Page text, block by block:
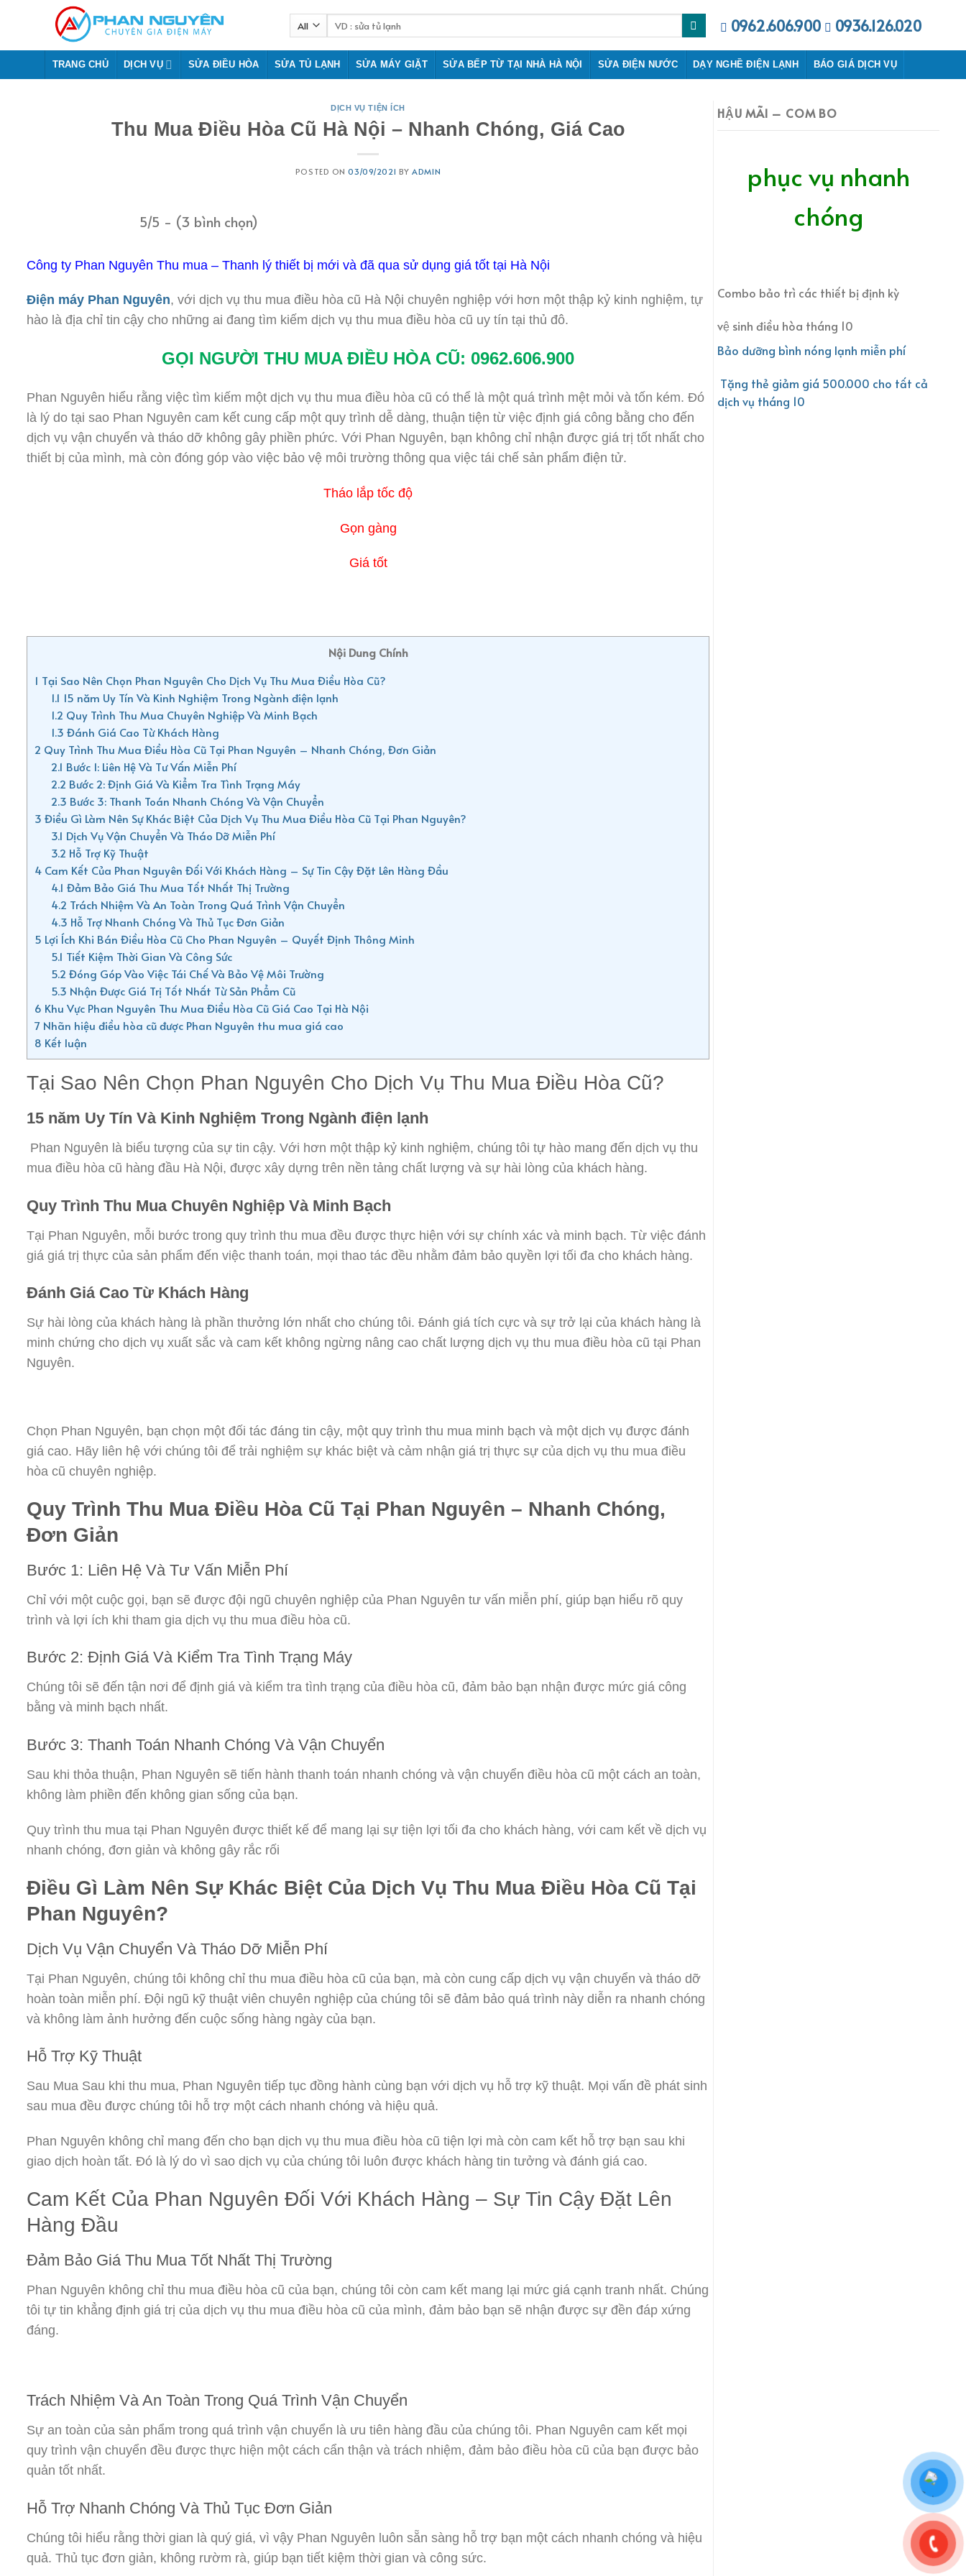
kiếm:
0962.606.900 0936.126.020
TRANG CHỦ DỊCH VỤ SỬA ĐIỀU HÒA SỬA TỦ LẠNH SỬA MÁY GIẶT SỬA BẾP TỪ TẠI NHÀ HÀ NỘI SỬA ĐIỆN NƯỚC DẠY NGHỀ ĐIỆN LẠNH BÁO GIÁ DỊCH VỤ
DỊCH VỤ TIỆN ÍCH
Thu Mua Điều Hòa Cũ Hà Nội – Nhanh Chóng, Giá Cao
POSTED ON03/09/2021 BYADMIN
5/5 - (3 bình chọn)
Công ty Phan Nguyên Thu mua – Thanh lý thiết bị mới và đã qua sử dụng giá tốt tại Hà Nội
Điện máy Phan Nguyên, với dịch vụ thu mua điều hòa cũ Hà Nội chuyên nghiệp với hơn một thập kỷ kinh nghiệm, tự
hào là địa chỉ tin cậy cho những ai đang tìm kiếm dịch vụ thu mua điều hòa cũ uy tín tại thủ đô.
GỌI NGƯỜI THU MUA ĐIỀU HÒA CŨ: 0962.606.900
Phan Nguyên hiểu rằng việc tìm kiếm một dịch vụ thu mua điều hòa cũ có thể là một quá trình mệt mỏi và tốn kém. Đó
là lý do tại sao Phan Nguyên cam kết cung cấp một quy trình dễ dàng, thuận tiện từ việc định giá công bằng cho đến
dịch vụ vận chuyển và tháo dỡ không gây phiền phức. Với Phan Nguyên, bạn không chỉ nhận được giá trị tốt nhất cho
thiết bị của mình, mà còn đóng góp vào việc bảo vệ môi trường thông qua việc tái chế sản phẩm điện tử.
Tháo lắp tốc độ
Gọn gàng
Giá tốt
Nội Dung Chính
1 Tại Sao Nên Chọn Phan Nguyên Cho Dịch Vụ Thu Mua Điều Hòa Cũ?
1.1 15 năm Uy Tín Và Kinh Nghiệm Trong Ngành điện lạnh
1.2 Quy Trình Thu Mua Chuyên Nghiệp Và Minh Bạch
1.3 Đánh Giá Cao Từ Khách Hàng
2 Quy Trình Thu Mua Điều Hòa Cũ Tại Phan Nguyên – Nhanh Chóng, Đơn Giản
2.1 Bước 1: Liên Hệ Và Tư Vấn Miễn Phí
2.2 Bước 2: Định Giá Và Kiểm Tra Tình Trạng Máy
2.3 Bước 3: Thanh Toán Nhanh Chóng Và Vận Chuyển
3 Điều Gì Làm Nên Sự Khác Biệt Của Dịch Vụ Thu Mua Điều Hòa Cũ Tại Phan Nguyên?
3.1 Dịch Vụ Vận Chuyển Và Tháo Dỡ Miễn Phí
3.2 Hỗ Trợ Kỹ Thuật
4 Cam Kết Của Phan Nguyên Đối Với Khách Hàng – Sự Tin Cậy Đặt Lên Hàng Đầu
4.1 Đảm Bảo Giá Thu Mua Tốt Nhất Thị Trường
4.2 Trách Nhiệm Và An Toàn Trong Quá Trình Vận Chuyển
4.3 Hỗ Trợ Nhanh Chóng Và Thủ Tục Đơn Giản
5 Lợi Ích Khi Bán Điều Hòa Cũ Cho Phan Nguyên – Quyết Định Thông Minh
5.1 Tiết Kiệm Thời Gian Và Công Sức
5.2 Đóng Góp Vào Việc Tái Chế Và Bảo Vệ Môi Trường
5.3 Nhận Được Giá Trị Tốt Nhất Từ Sản Phẩm Cũ
6 Khu Vực Phan Nguyên Thu Mua Điều Hòa Cũ Giá Cao Tại Hà Nội
7 Nhãn hiệu điều hòa cũ được Phan Nguyên thu mua giá cao
8 Kết luận
Tại Sao Nên Chọn Phan Nguyên Cho Dịch Vụ Thu Mua Điều Hòa Cũ?
15 năm Uy Tín Và Kinh Nghiệm Trong Ngành điện lạnh
Phan Nguyên là biểu tượng của sự tin cậy. Với hơn một thập kỷ kinh nghiệm, chúng tôi tự hào mang đến dịch vụ thu
mua điều hòa cũ hàng đầu Hà Nội, được xây dựng trên nền tảng chất lượng và sự hài lòng của khách hàng.
Quy Trình Thu Mua Chuyên Nghiệp Và Minh Bạch
Tại Phan Nguyên, mỗi bước trong quy trình thu mua đều được thực hiện với sự chính xác và minh bạch. Từ việc đánh
giá giá trị thực của sản phẩm đến việc thanh toán, mọi thao tác đều nhằm đảm bảo quyền lợi tối đa cho khách hàng.
Đánh Giá Cao Từ Khách Hàng
Sự hài lòng của khách hàng là phần thưởng lớn nhất cho chúng tôi. Đánh giá tích cực và sự trở lại của khách hàng là
minh chứng cho dịch vụ xuất sắc và cam kết không ngừng nâng cao chất lượng dịch vụ thu mua điều hòa cũ tại Phan
Nguyên.
Chọn Phan Nguyên, bạn chọn một đối tác đáng tin cậy, một quy trình thu mua minh bạch và một dịch vụ được đánh
giá cao. Hãy liên hệ với chúng tôi để trải nghiệm sự khác biệt và cảm nhận giá trị thực sự của dịch vụ thu mua điều
hòa cũ chuyên nghiệp.
Quy Trình Thu Mua Điều Hòa Cũ Tại Phan Nguyên – Nhanh Chóng,
Đơn Giản
Bước 1: Liên Hệ Và Tư Vấn Miễn Phí
Chỉ với một cuộc gọi, bạn sẽ được đội ngũ chuyên nghiệp của Phan Nguyên tư vấn miễn phí, giúp bạn hiểu rõ quy
trình và lợi ích khi tham gia dịch vụ thu mua điều hòa cũ.
Bước 2: Định Giá Và Kiểm Tra Tình Trạng Máy
Chúng tôi sẽ đến tận nơi để định giá và kiểm tra tình trạng của điều hòa cũ, đảm bảo bạn nhận được mức giá công
bằng và minh bạch nhất.
Bước 3: Thanh Toán Nhanh Chóng Và Vận Chuyển
Sau khi thỏa thuận, Phan Nguyên sẽ tiến hành thanh toán nhanh chóng và vận chuyển điều hòa cũ một cách an toàn,
không làm phiền đến không gian sống của bạn.
Quy trình thu mua tại Phan Nguyên được thiết kế để mang lại sự tiện lợi tối đa cho khách hàng, với cam kết về dịch vụ
nhanh chóng, đơn giản và không gây rắc rối
Điều Gì Làm Nên Sự Khác Biệt Của Dịch Vụ Thu Mua Điều Hòa Cũ Tại
Phan Nguyên?
Dịch Vụ Vận Chuyển Và Tháo Dỡ Miễn Phí
Tại Phan Nguyên, chúng tôi không chỉ thu mua điều hòa cũ của bạn, mà còn cung cấp dịch vụ vận chuyển và tháo dỡ
hoàn toàn miễn phí. Đội ngũ kỹ thuật viên chuyên nghiệp của chúng tôi sẽ đảm bảo quá trình này diễn ra nhanh chóng
và không làm ảnh hưởng đến cuộc sống hàng ngày của bạn.
Hỗ Trợ Kỹ Thuật
Sau Mua Sau khi thu mua, Phan Nguyên tiếp tục đồng hành cùng bạn với dịch vụ hỗ trợ kỹ thuật. Mọi vấn đề phát sinh
sau mua đều được chúng tôi hỗ trợ một cách nhanh chóng và hiệu quả.
Phan Nguyên không chỉ mang đến cho bạn dịch vụ thu mua điều hòa cũ tiện lợi mà còn cam kết hỗ trợ bạn sau khi
giao dịch hoàn tất. Đó là lý do vì sao dịch vụ của chúng tôi luôn được khách hàng tin tưởng và đánh giá cao.
Cam Kết Của Phan Nguyên Đối Với Khách Hàng – Sự Tin Cậy Đặt Lên
Hàng Đầu
Đảm Bảo Giá Thu Mua Tốt Nhất Thị Trường
Phan Nguyên không chỉ thu mua điều hòa cũ của bạn, chúng tôi còn cam kết mang lại mức giá cạnh tranh nhất. Chúng
tôi tự tin khẳng định giá trị của dịch vụ thu mua điều hòa cũ của mình, đảm bảo bạn sẽ nhận được sự đền đáp xứng
đáng.
Trách Nhiệm Và An Toàn Trong Quá Trình Vận Chuyển
Sự an toàn của sản phẩm trong quá trình vận chuyển là ưu tiên hàng đầu của chúng tôi. Phan Nguyên cam kết mọi
quy trình vận chuyển đều được thực hiện một cách cẩn thận và trách nhiệm, đảm bảo điều hòa cũ của bạn được bảo
quản tốt nhất.
Hỗ Trợ Nhanh Chóng Và Thủ Tục Đơn Giản
Chúng tôi hiểu rằng thời gian là quý giá, vì vậy Phan Nguyên luôn sẵn sàng hỗ trợ bạn một cách nhanh chóng và hiệu
quả. Thủ tục đơn giản, không rườm rà, giúp bạn tiết kiệm thời gian và công sức.
HẬU MÃI – COM BO
phục vụ nhanh
chóng
Combo bảo trì các thiết bị định kỳ
vệ sinh điều hòa tháng 10
Bảo dưỡng bình nóng lạnh miễn phí
Tặng thẻ giảm giá 500.000 cho tất cả
dịch vụ tháng 10